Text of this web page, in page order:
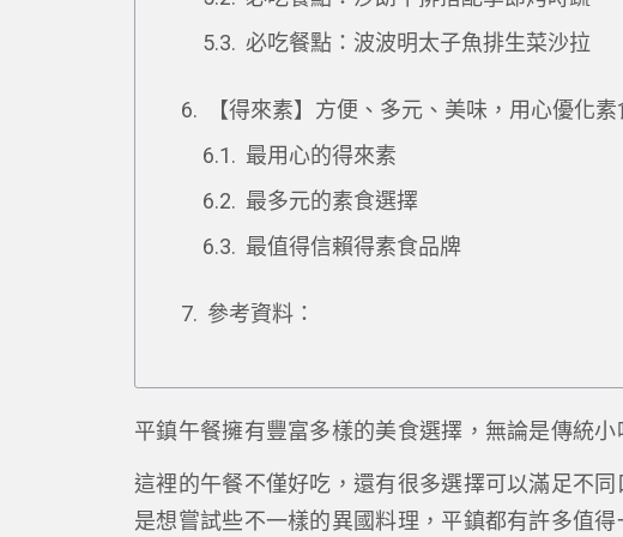
必吃餐點：波波明太子魚排生菜沙拉
【得來素】方便、多元、美味，用心優化素
最用心的得來素
最多元的素食選擇
最值得信賴得素食品牌
參考資料：
平鎮午餐擁有豐富多樣的美食選擇，無論是傳統
這裡的午餐不僅好吃，還有很多選擇可以滿足不
是想嘗試些不一樣的異國料理，平鎮都有許多值得